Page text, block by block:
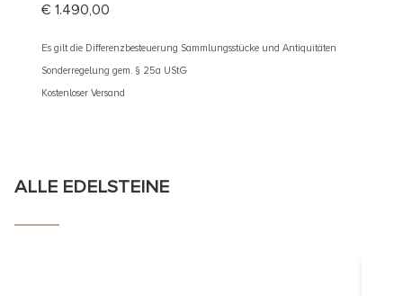
€ 1.490,00
Es gilt die Differenzbesteuerung Sammlungsstücke und Antiquitäten
Sonderregelung gem. § 25a UStG
Kostenloser Versand
ALLE EDELSTEINE